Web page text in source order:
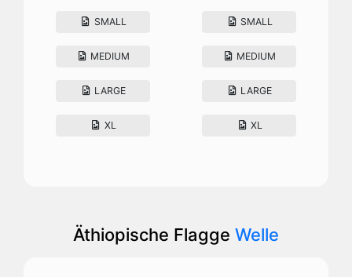
SMALL
MEDIUM
LARGE
XL
SMALL
MEDIUM
LARGE
XL
Äthiopische Flagge Welle